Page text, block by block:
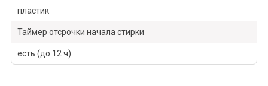
пластик
Таймер отсрочки начала стирки
есть (до 12 ч)